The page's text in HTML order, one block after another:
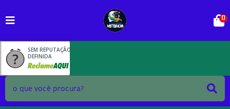
SEM REPUTAÇÃO
DEFINIDA
0